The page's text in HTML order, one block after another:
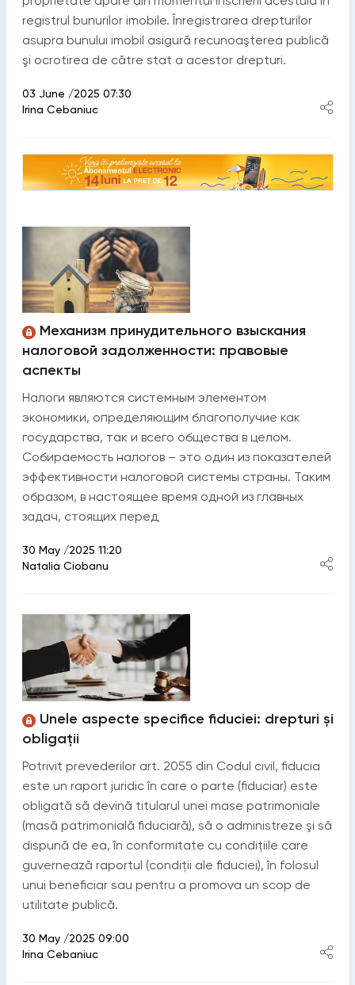
registrul bunurilor imobile. Înregistrarea drepturilor
asupra bunului imobil asigură recunoaşterea publică
şi ocrotirea de către stat a acestor drepturi.
03 June /2025 07:30
Irina Cebaniuc
Механизм принудительного взыскания
налоговой задолженности: правовые
аспекты
Налоги являются системным элементом
экономики, определяющим благополучие как
государства, так и всего общества в целом.
Собираемость налогов – это один из показателей
эффективности налоговой системы страны. Таким
образом, в настоящее время одной из главных
задач, стоящих перед
30 May /2025 11:20
Natalia Ciobanu
Unele aspecte specifice fiduciei: drepturi și
obligații
Potrivit prevederilor art. 2055 din Codul civil, fiducia
este un raport juridic în care o parte (fiduciar) este
obligată să devină titularul unei mase patrimoniale
(masă patrimonială fiduciară), să o administreze şi să
dispună de ea, în conformitate cu condiţiile care
guvernează raportul (condiţii ale fiduciei), în folosul
unui beneficiar sau pentru a promova un scop de
utilitate publică.
30 May /2025 09:00
Irina Cebaniuc